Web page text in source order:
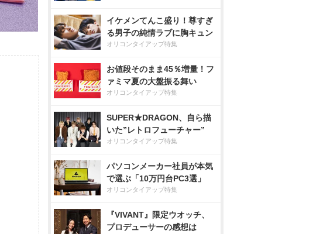
イケメンてんこ盛り！尊すぎ
る男子の純情ラブに胸キュン
オリコンタイアップ特集
お値段そのまま45％増量！フ
ァミマ夏の大盤振る舞い
オリコンタイアップ特集
SUPER★DRAGON、自ら描
いた”レトロフューチャー”
オリコンタイアップ特集
パソコンメーカー社員が本気
で選ぶ「10万円台PC3選」
オリコンタイアップ特集
『VIVANT』限定ウオッチ、
プロデューサーの感想は